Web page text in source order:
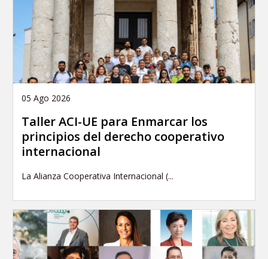
05 Ago 2026
Taller ACI-UE para Enmarcar los
principios del derecho cooperativo
internacional
La Alianza Cooperativa Internacional (...